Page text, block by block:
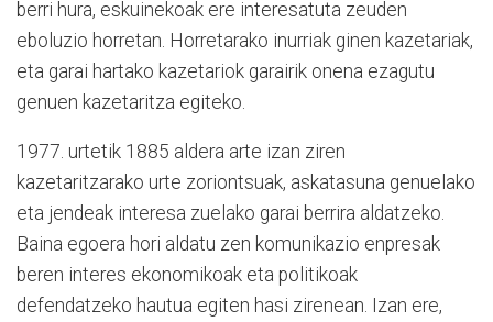
berri hura, eskuinekoak ere interesatuta zeuden
eboluzio horretan. Horretarako inurriak ginen kazetariak,
eta garai hartako kazetariok garairik onena ezagutu
genuen kazetaritza egiteko.
1977. urtetik 1885 aldera arte izan ziren
kazetaritzarako urte zoriontsuak, askatasuna genuelako
eta jendeak interesa zuelako garai berrira aldatzeko.
Baina egoera hori aldatu zen komunikazio enpresak
beren interes ekonomikoak eta politikoak
defendatzeko hautua egiten hasi zirenean. Izan ere,